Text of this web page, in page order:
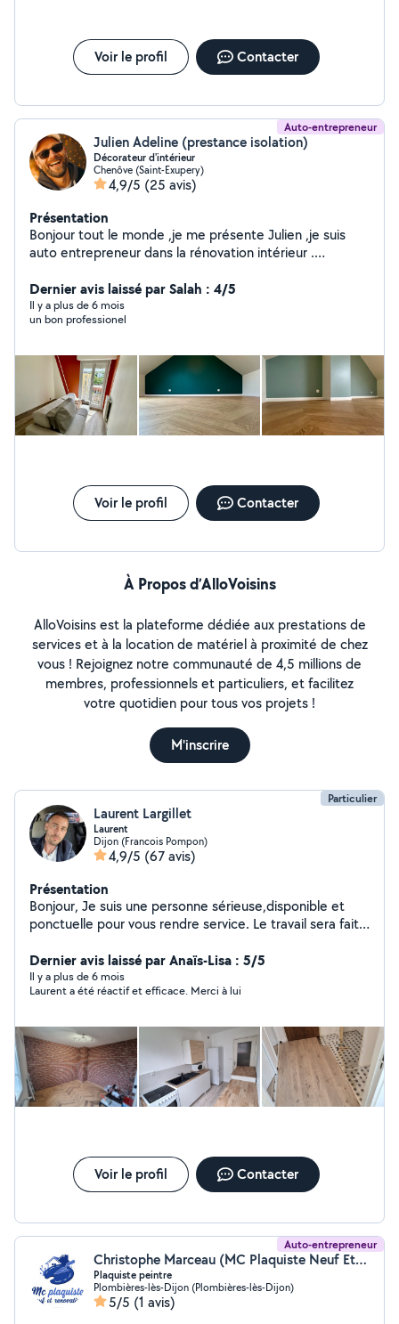
Voir le profil Contacter
Auto-entrepreneur
Julien Adeline (prestance isolation)
Décorateur d'intérieur
Chenôve (Saint-Exupery)
4,9/5 (25 avis)
Présentation
Bonjour tout le monde ,je me présente Julien ,je suis
auto entrepreneur dans la rénovation intérieur .
parquet,peinture,enduit papier peint ect .. .je suis de
Dijon . Ma mission sublimer votre intérieur. Hésitez pas à
me contacter.je fonctionne généralement par forfait.si
compte Facebook pro (Julien Adeline ) . Je vise
principalement la qualité que la quantité.
Dernier avis laissé par Salah : 4/5
Il y a plus de 6 mois
un bon professionel
Voir le profil Contacter
À Propos d’AlloVoisins
AlloVoisins est la plateforme dédiée aux prestations de
services et à la location de matériel à proximité de chez
vous ! Rejoignez notre communauté de 4,5 millions de
membres, professionnels et particuliers, et facilitez
votre quotidien pour tous vos projets !
M'inscrire
Particulier
Laurent Largillet
Laurent
Dijon (Francois Pompon)
4,9/5 (67 avis)
Présentation
Bonjour, Je suis une personne sérieuse,disponible et
ponctuelle pour vous rendre service. Le travail sera fait
Dernier avis laissé par Anaïs-Lisa : 5/5
Il y a plus de 6 mois
Laurent a été réactif et efficace. Merci à lui
Voir le profil Contacter
Auto-entrepreneur
Christophe Marceau (MC Plaquiste Neuf Et Rénovation)
Plaquiste peintre
Plombières-lès-Dijon (Plombières-lès-Dijon)
5/5 (1 avis)